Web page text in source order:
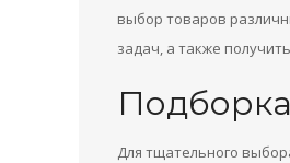
выбор товаров
задач, а также
Для тщательного